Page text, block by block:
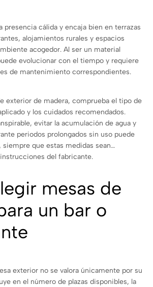
presencia cálida y encaja bien en terrazas
alojamientos rurales y espacios
acogedor. Al ser un material
evolucionar con el tiempo y requiere
de mantenimiento correspondientes.
exterior de madera, comprueba el tipo de
y los cuidados recomendados.
evitar la acumulación de agua y
periodos prolongados sin uso puede
siempre que estas medidas sean
del fabricante.
mesas de
un bar o
exterior no se valora únicamente por su
en el número de plazas disponibles, la